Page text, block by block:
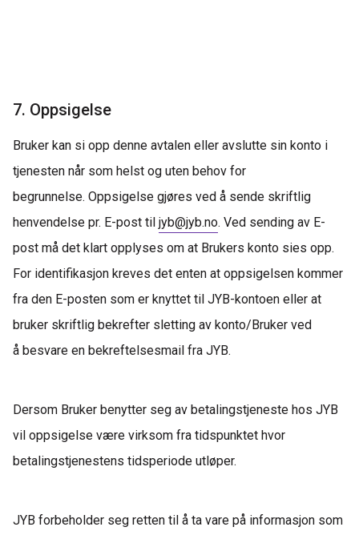
7. Oppsigelse
Bruker kan si opp denne avtalen eller avslutte sin konto i
tjenesten når som helst og uten behov for
begrunnelse. Oppsigelse gjøres ved å sende skriftlig
henvendelse pr. E-post til jyb@jyb.no. Ved sending av E-
post må det klart opplyses om at Brukers konto sies opp.
For identifikasjon kreves det enten at oppsigelsen kommer
fra den E-posten som er knyttet til JYB-kontoen eller at
bruker skriftlig bekrefter sletting av konto/Bruker ved
å besvare en bekreftelsesmail fra JYB.
Dersom Bruker benytter seg av betalingstjeneste hos JYB
vil oppsigelse være virksom fra tidspunktet hvor
betalingstjenestens tidsperiode utløper.
JYB forbeholder seg retten til å ta vare på informasjon som